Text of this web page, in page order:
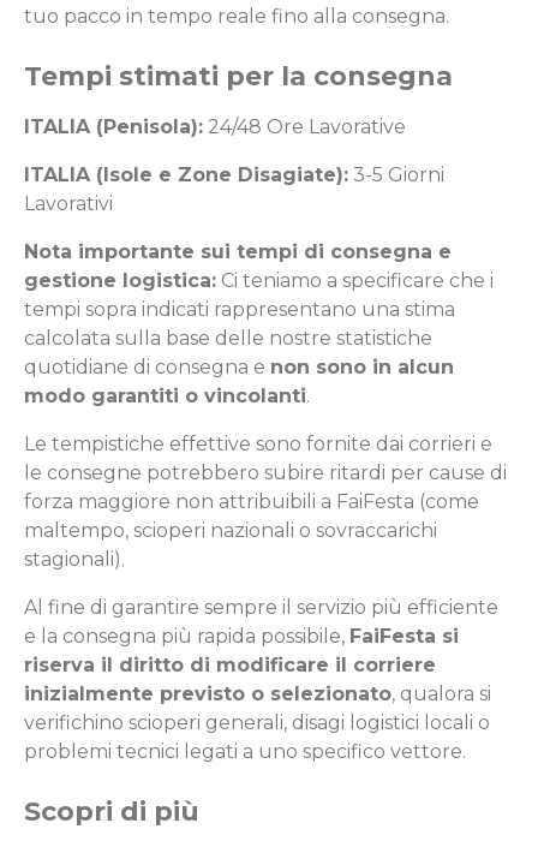
tuo pacco in tempo reale fino alla consegna.
Tempi stimati per la consegna
ITALIA (Penisola): 24/48 Ore Lavorative
ITALIA (Isole e Zone Disagiate): 3-5 Giorni
Lavorativi
Nota importante sui tempi di consegna e
gestione logistica: Ci teniamo a specificare che i
tempi sopra indicati rappresentano una stima
calcolata sulla base delle nostre statistiche
quotidiane di consegna e non sono in alcun
modo garantiti o vincolanti.
Le tempistiche effettive sono fornite dai corrieri e
le consegne potrebbero subire ritardi per cause di
forza maggiore non attribuibili a FaiFesta (come
maltempo, scioperi nazionali o sovraccarichi
stagionali).
Al fine di garantire sempre il servizio più efficiente
e la consegna più rapida possibile, FaiFesta si
riserva il diritto di modificare il corriere
inizialmente previsto o selezionato, qualora si
verifichino scioperi generali, disagi logistici locali o
problemi tecnici legati a uno specifico vettore.
Scopri di più